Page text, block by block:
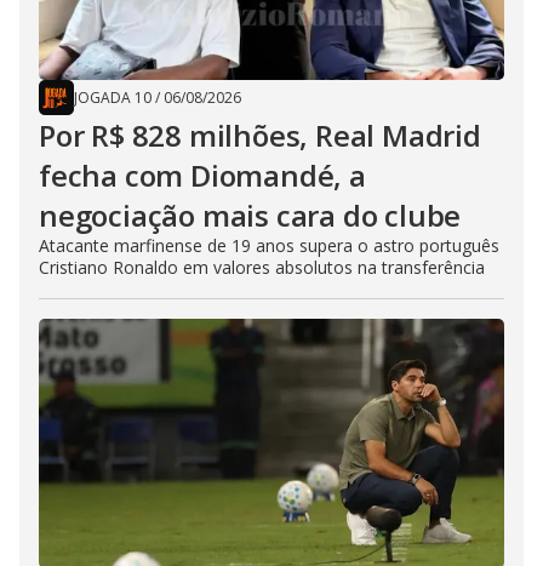
JOGADA 10/ 06/08/2026
Por R$ 828 milhões, Real Madrid
fecha com Diomandé, a
negociação mais cara do clube
Atacante marfinense de 19 anos supera o astro português
Cristiano Ronaldo em valores absolutos na transferência